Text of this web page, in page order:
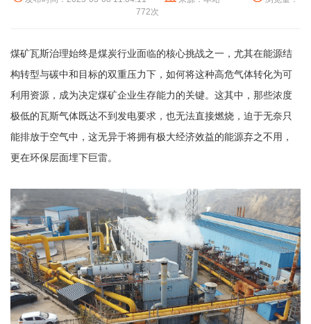
772次
煤矿瓦斯治理始终是煤炭行业面临的核心挑战之一，尤其在能源结
构转型与碳中和目标的双重压力下，如何将这种高危气体转化为可
利用资源，成为决定煤矿企业生存能力的关键。这其中，那些浓度
极低的瓦斯气体既达不到发电要求，也无法直接燃烧，迫于无奈只
能排放于空气中，这无异于将拥有极大经济效益的能源弃之不用，
更在环保层面埋下巨雷。